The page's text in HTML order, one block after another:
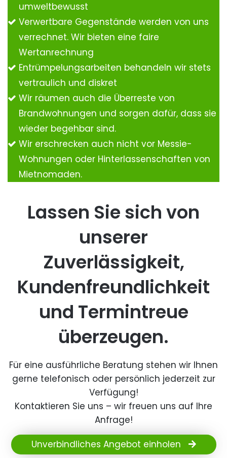
umweltbewusst
Verwertbare Gegenstände werden von uns
verrechnet. Wir bieten eine faire
Wertanrechnung
Entrümpelungsarbeiten behandeln wir stets
vertraulich und diskret
Wir räumen auch die Überreste von
Brandwohnungen und sorgen dafür, dass sie
wieder begehbar sind.
Wir erschrecken auch nicht vor Messie-
Wohnungen oder Hinterlassenschaften von
Mietnomaden.
Lassen Sie sich von
unserer
Zuverlässigkeit,
Kundenfreundlichkeit
und Termintreue
überzeugen.
Für eine ausführliche Beratung stehen wir Ihnen
gerne telefonisch oder persönlich jederzeit zur
Verfügung!
Kontaktieren Sie uns – wir freuen uns auf Ihre
Anfrage!
Unverbindliches Angebot einholen